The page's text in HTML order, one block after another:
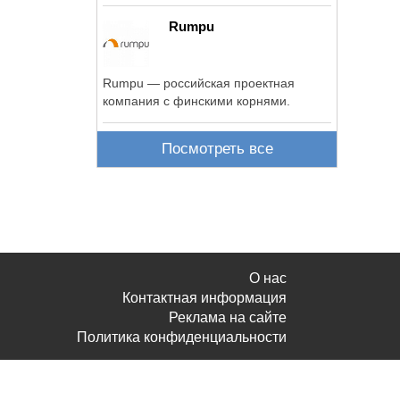
Rumpu
Rumpu — российская проектная
компания с финскими корнями.
Посмотреть все
О нас
Контактная информация
Реклама на сайте
Политика конфиденциальности